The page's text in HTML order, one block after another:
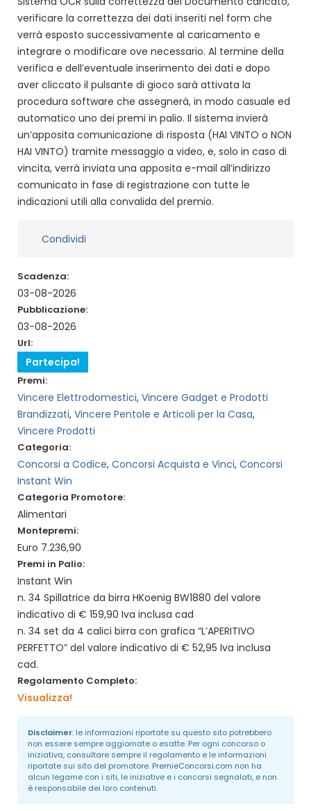
verificare la correttezza dei dati inseriti nel form che
verrà esposto successivamente al caricamento e
integrare o modificare ove necessario. Al termine della
verifica e dell’eventuale inserimento dei dati e dopo
aver cliccato il pulsante di gioco sarà attivata la
procedura software che assegnerà, in modo casuale ed
automatico uno dei premi in palio. Il sistema invierà
un’apposita comunicazione di risposta (HAI VINTO o NON
HAI VINTO) tramite messaggio a video, e, solo in caso di
vincita, verrà inviata una apposita e-mail all’indirizzo
comunicato in fase di registrazione con tutte le
indicazioni utili alla convalida del premio.
Condividi
Scadenza:
03-08-2026
Pubblicazione:
03-08-2026
Url:
Partecipa!
Premi:
Vincere Elettrodomestici, Vincere Gadget e Prodotti
Brandizzati, Vincere Pentole e Articoli per la Casa,
Vincere Prodotti
Categoria:
Concorsi a Codice, Concorsi Acquista e Vinci, Concorsi
Instant Win
Categoria Promotore:
Alimentari
Montepremi:
Euro 7.236,90
Premi in Palio:
Instant Win
n. 34 Spillatrice da birra HKoenig BW1880 del valore
indicativo di € 159,90 Iva inclusa cad
n. 34 set da 4 calici birra con grafica “L’APERITIVO
PERFETTO” del valore indicativo di € 52,95 Iva inclusa
cad.
Regolamento Completo:
Visualizza!
Disclaimer: le informazioni riportate su questo sito potrebbero
non essere sempre aggiornate o esatte. Per ogni concorso o
iniziativa, consultare sempre il regolamento e le informazioni
riportate sui sito del promotore. PremieConcorsi.com non ha
alcun legame con i siti, le iniziative e i concorsi segnalati, e non
è responsabile dei loro contenuti.